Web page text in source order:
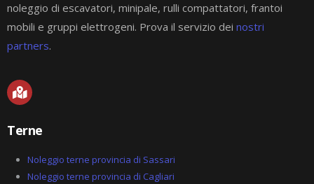
noleggio di escavatori, minipale, rulli compattatori, frantoi
mobili e gruppi elettrogeni. Prova il servizio dei nostri
partners.
M
a
p
m
r
k
Terne
Noleggio terne provincia di Sassari
Noleggio terne provincia di Cagliari